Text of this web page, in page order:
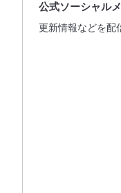
公式ソーシャル
更新情報などを配